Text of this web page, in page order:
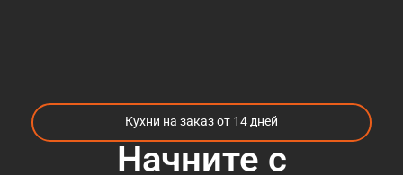
Кухни на заказ от 14 дней
Начните с